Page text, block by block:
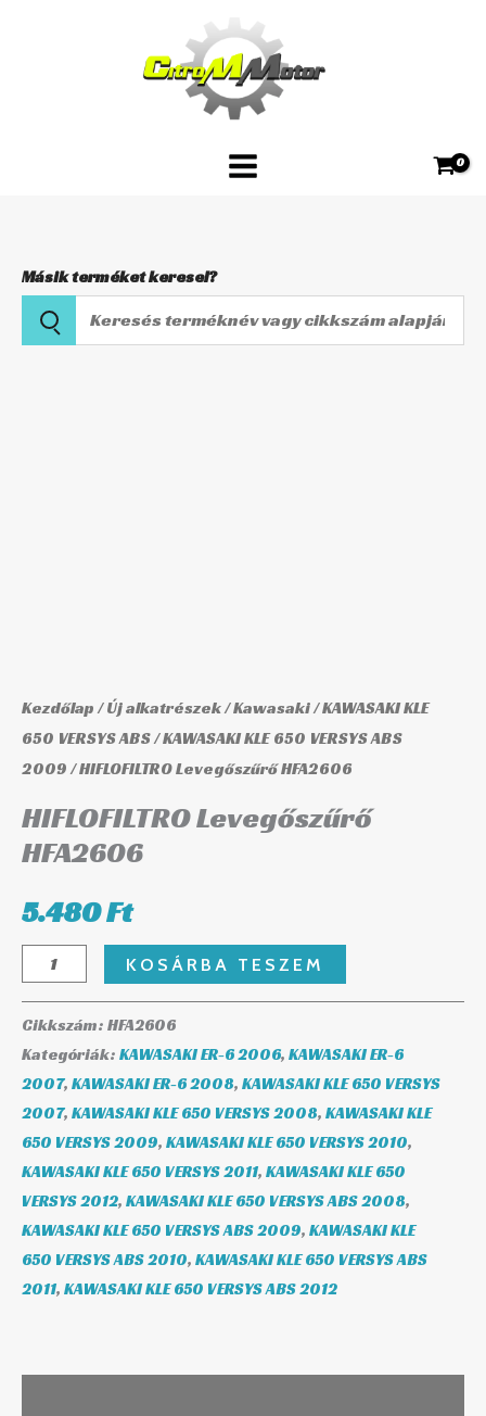
Másik terméket keresel?
Keresés
terméknév
Kezdőlap/Új alkatrészek/Kawasaki/KAWASAKI KLE
650 VERSYS ABS/KAWASAKI KLE 650 VERSYS ABS
2009/ HIFLOFILTRO Levegőszűrő HFA2606
HIFLOFILTRO Levegőszűrő
HFA2606
5.480Ft
KOSÁRBA TESZEM
Cikkszám: HFA2606
Kategóriák: KAWASAKI ER-6 2006, KAWASAKI ER-6
2007, KAWASAKI ER-6 2008, KAWASAKI KLE 650 VERSYS
2007, KAWASAKI KLE 650 VERSYS 2008, KAWASAKI KLE
650 VERSYS 2009, KAWASAKI KLE 650 VERSYS 2010,
KAWASAKI KLE 650 VERSYS 2011, KAWASAKI KLE 650
VERSYS 2012, KAWASAKI KLE 650 VERSYS ABS 2008,
KAWASAKI KLE 650 VERSYS ABS 2009, KAWASAKI KLE
650 VERSYS ABS 2010, KAWASAKI KLE 650 VERSYS ABS
2011, KAWASAKI KLE 650 VERSYS ABS 2012